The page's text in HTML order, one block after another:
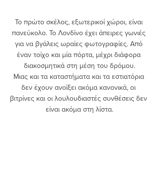
Το πρώτο σκέλος, εξωτερικοί χώροι, είναι
πανεύκολο. Το Λονδίνο έχει άπειρες γωνιές
για να βγάλεις ωραίες φωτογραφίες. Από
έναν τοίχο και μία πόρτα, μέχρι διάφορα
διακοσμητικά στη μέση του δρόμου.
Μιας και τα καταστήματα και τα εστιατόρια
δεν έχουν ανοίξει ακόμα κανονικά, οι
βιτρίνες και οι λουλουδιαστές συνθέσεις δεν
είναι ακόμα στη λίστα.